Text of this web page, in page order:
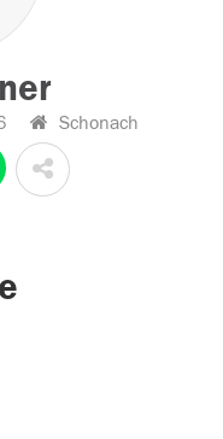
Schonach